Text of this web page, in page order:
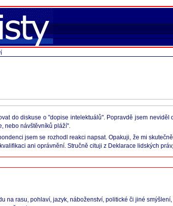
do diskuse o "dopise intelektuálů". Popravdě jsem
nebo návštěvníků pláží".
jsem se rozhodl reakci napsat. Opakuji, že mi
ani oprávnění. Stručně cituji z Deklarace lidských
na rasu, pohlaví, jazyk, náboženství, politické či jiné